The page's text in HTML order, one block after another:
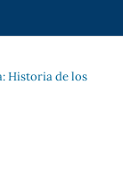
Historia de los